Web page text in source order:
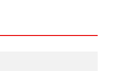
用品
家庭補修